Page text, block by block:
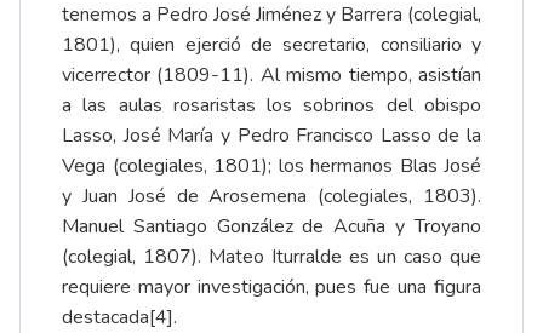
tenemos a Pedro José Jiménez y Barrera (colegial,
1801), quien ejerció de secretario, consiliario y
vicerrector (1809-11). Al mismo tiempo, asistían
a las aulas rosaristas los sobrinos del obispo
Lasso, José María y Pedro Francisco Lasso de la
Vega (colegiales, 1801); los hermanos Blas José
y Juan José de Arosemena (colegiales, 1803).
Manuel Santiago González de Acuña y Troyano
(colegial, 1807). Mateo Iturralde es un caso que
requiere mayor investigación, pues fue una figura
destacada[4].